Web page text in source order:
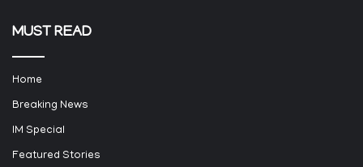
MUST READ
Home
Breaking News
IM Special
Featured Stories